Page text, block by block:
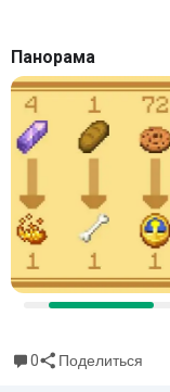
Панорама
0 Поделиться